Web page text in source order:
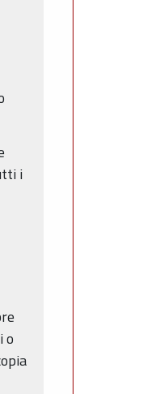
i
o